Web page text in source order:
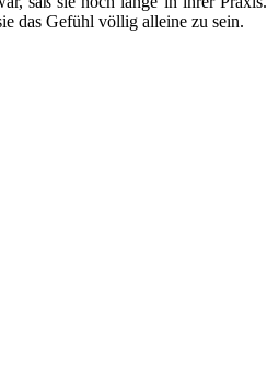
das Gefühl völlig alleine zu sein.